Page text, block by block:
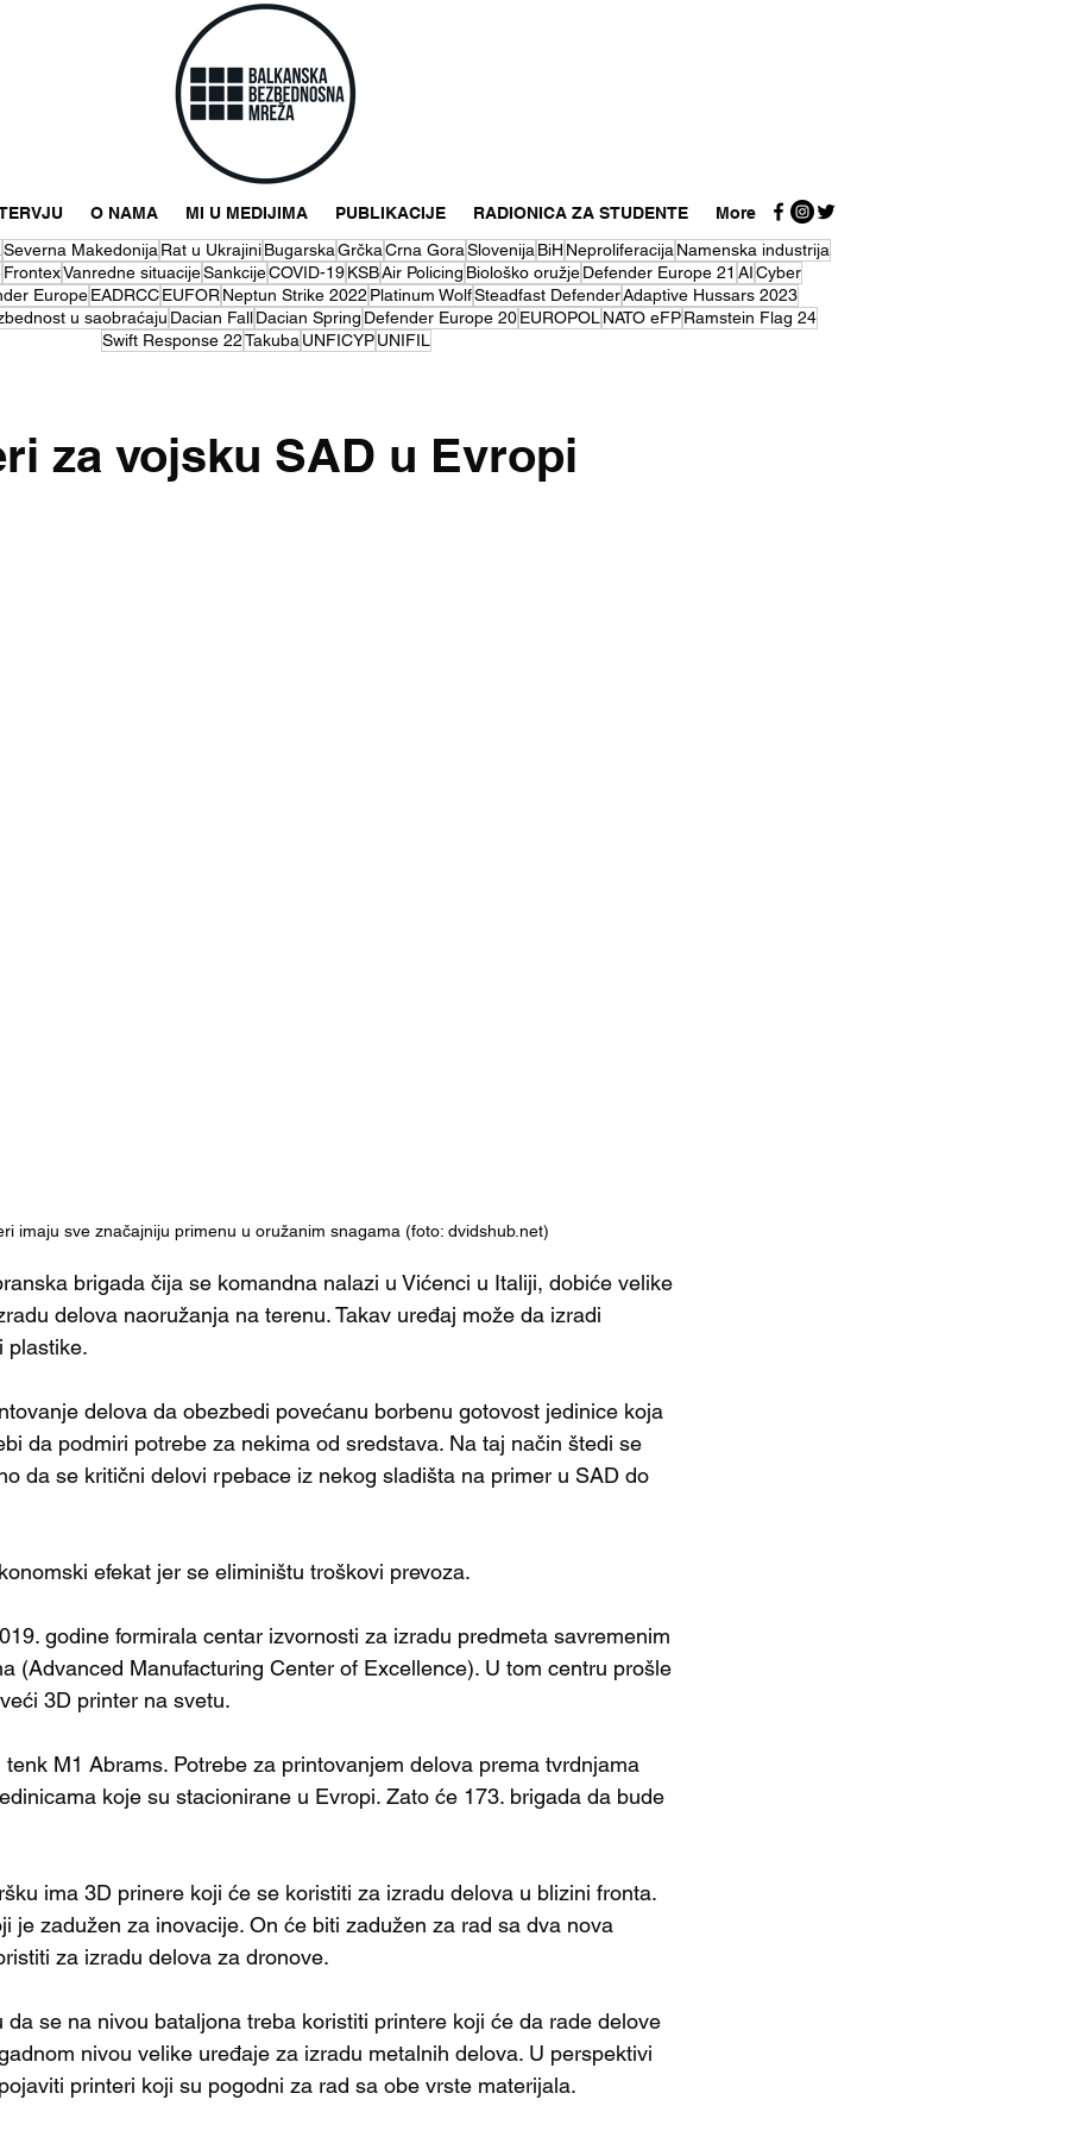
O NAMA MI U MEDIJIMA PUBLIKACIJE RADIONICA ZA STUDENTE
More
Severna Makedonija Rat u UkrajiniBugarskaGrčkaCrna GoraSlovenija BiH Neproliferacija Namenska industrija
FrontexVanredne situacijeSankcijeCOVID-19KSBAir Policing Biološko oružjeDefender Europe 21 AICyber
Europe EADRCC EUFOR Neptun Strike 2022 Platinum WolfSteadfast DefenderAdaptive Hussars 2023
u saobraćaju Dacian FallDacian Spring Defender Europe 20EUROPOLNATO eFPRamstein Flag 24
Swift Response 22Takuba UNFICYPUNIFIL
za vojsku SAD u Evropi
imaju sve značajniju primenu u oružanim snagama (foto: dvidshub.net)
brigada čija se komandna nalazi u Vićenci u Italiji, dobiće velike
delova naoružanja na terenu. Takav uređaj može da izradi
plastike.
delova da obezbedi povećanu borbenu gotovost jedinice koja
da podmiri potrebe za nekima od sredstava. Na taj način štedi se
da se kritični delovi rpebace iz nekog sladišta na primer u SAD do
efekat jer se eliminištu troškovi prevoza.
godine formirala centar izvornosti za izradu predmeta savremenim
(Advanced Manufacturing Center of Excellence). U tom centru prošle
3D printer na svetu.
M1 Abrams. Potrebe za printovanjem delova prema tvrdnjama
koje su stacionirane u Evropi. Zato će 173. brigada da bude
ima 3D prinere koji će se koristiti za izradu delova u blizini fronta.
je zadužen za inovacije. On će biti zadužen za rad sa dva nova
za izradu delova za dronove.
da se na nivou bataljona treba koristiti printere koji će da rade delove
nivou velike uređaje za izradu metalnih delova. U perspektivi
printeri koji su pogodni za rad sa obe vrste materijala.